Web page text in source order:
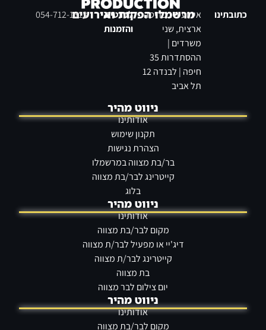
מרשמלו הפקות ואירועים כתובתינו
אירועים בפריסה
ארצית, שני
משרדים |
ההסתדרות 35
חיפה | לבנדה 12
תל אביב
לפרטים
והזמנות
054-712-1313
ניווט מהיר
אודותינו
תקנון שימוש
הצהרת נגישות
בר/בת מצווה במרשמלו
קייטרינג לבר/בת מצווה
בלוג
ניווט מהיר
אודותינו
מקום לבר/בת מצווה
דיג'יי או מפעיל לבר/ת מצווה
קייטרינג לבר/ת מצווה
בת מצווה
יום צילום לבר מצווה
ניווט מהיר
אודותינו
מקום לבר/בת מצווה